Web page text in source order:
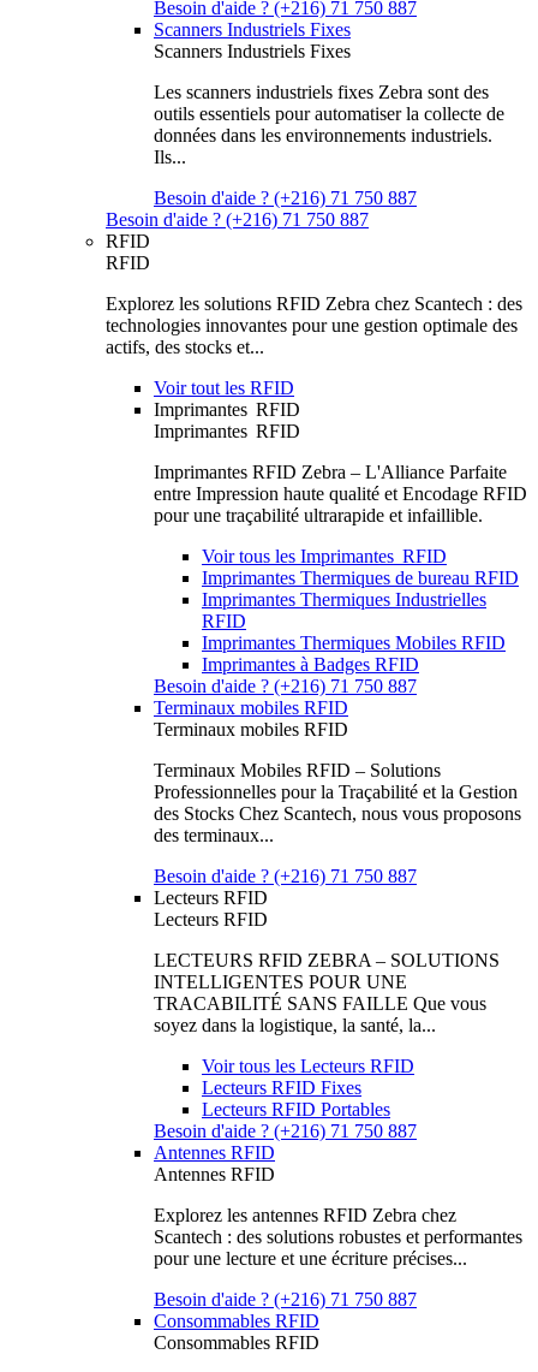
Besoin d'aide ? (+216) 71 750 887
Scanners Industriels Fixes
Scanners Industriels Fixes
Les scanners industriels fixes Zebra sont des
outils essentiels pour automatiser la collecte de
données dans les environnements industriels.
Ils...
Besoin d'aide ? (+216) 71 750 887
Besoin d'aide ? (+216) 71 750 887
RFID
RFID
Explorez les solutions RFID Zebra chez Scantech : des
technologies innovantes pour une gestion optimale des
actifs, des stocks et...
Voir tout les RFID
Imprimantes RFID
Imprimantes RFID
Imprimantes RFID Zebra – L'Alliance Parfaite
entre Impression haute qualité et Encodage RFID
pour une traçabilité ultrarapide et infaillible.
Voir tous les Imprimantes RFID
Imprimantes Thermiques de bureau RFID
Imprimantes Thermiques Industrielles
RFID
Imprimantes Thermiques Mobiles RFID
Imprimantes à Badges RFID
Besoin d'aide ? (+216) 71 750 887
Terminaux mobiles RFID
Terminaux mobiles RFID
Terminaux Mobiles RFID – Solutions
Professionnelles pour la Traçabilité et la Gestion
des Stocks Chez Scantech, nous vous proposons
des terminaux...
Besoin d'aide ? (+216) 71 750 887
Lecteurs RFID
Lecteurs RFID
LECTEURS RFID ZEBRA – SOLUTIONS
INTELLIGENTES POUR UNE
TRACABILITÉ SANS FAILLE Que vous
soyez dans la logistique, la santé, la...
Voir tous les Lecteurs RFID
Lecteurs RFID Fixes
Lecteurs RFID Portables
Besoin d'aide ? (+216) 71 750 887
Antennes RFID
Antennes RFID
Explorez les antennes RFID Zebra chez
Scantech : des solutions robustes et performantes
pour une lecture et une écriture précises...
Besoin d'aide ? (+216) 71 750 887
Consommables RFID
Consommables RFID